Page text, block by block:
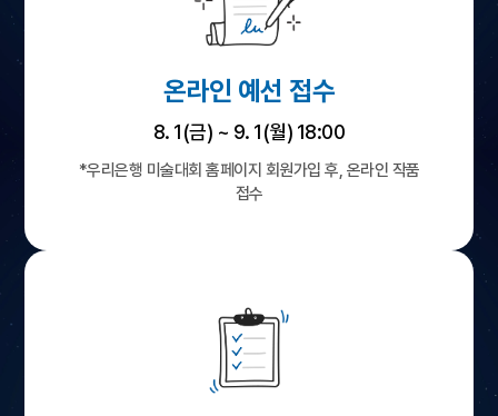
온라인 예선 접수
8. 1(금) ~ 9. 1(월) 18:00
*우리은행 미술대회 홈페이지 회원가입 후, 온라인 작품
접수